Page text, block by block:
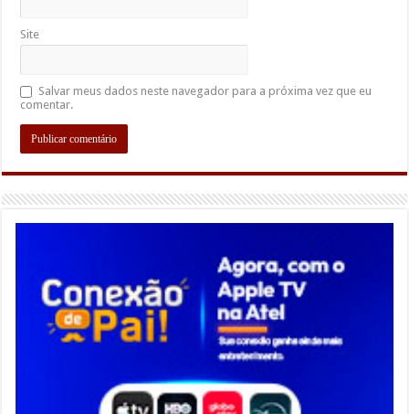
Site
Salvar meus dados neste navegador para a próxima vez que eu
comentar.